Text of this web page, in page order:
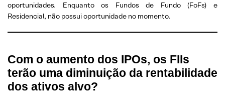
oportunidades. Enquanto os Fundos de Fundo (FoFs) e
Residencial, não possui oportunidade no momento.
Com o aumento dos IPOs, os FIIs
terão uma diminuição da rentabilidade
dos ativos alvo?